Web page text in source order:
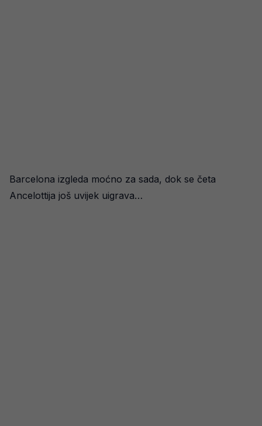
Barcelona izgleda moćno za sada, dok se četa
Ancelottija još uvijek uigrava…